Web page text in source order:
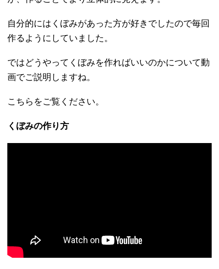
自分的にはくぼみがあった方が好きでしたので毎回
作るようにしていました。
ではどうやってくぼみを作ればいいのかについて動
画でご説明しますね。
こちらをご覧ください。
くぼみの作り方